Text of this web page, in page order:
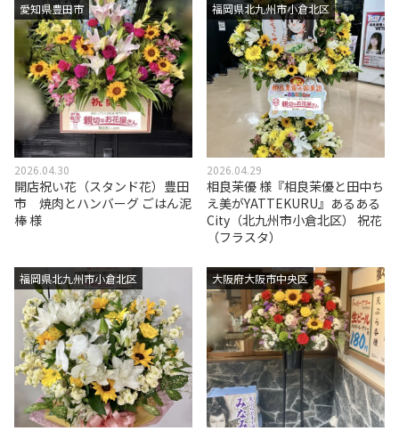
愛知県豊田市
2026.04.30
開店祝い花（スタンド花）豊田
市 焼肉とハンバーグ ごはん泥
棒 様
福岡県北九州市小倉北区
2026.04.29
相良茉優 様『相良茉優と田中ち
え美がYATTEKURU』あるある
City（北九州市小倉北区） 祝花
（フラスタ）
福岡県北九州市小倉北区 大阪府大阪市中央区